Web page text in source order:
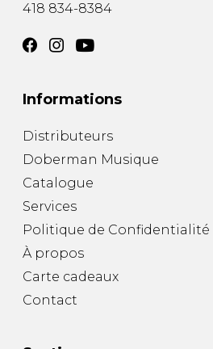
418 834-8384
Informations
Distributeurs
Doberman Musique
Catalogue
Services
Politique de Confidentialité
À propos
Carte cadeaux
Contact